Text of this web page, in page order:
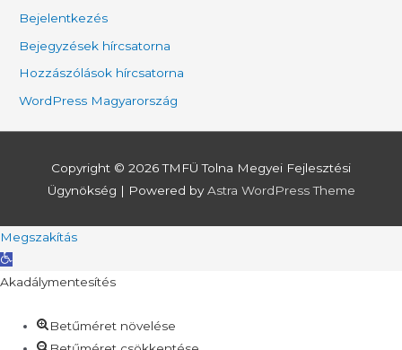
Bejelentkezés
Bejegyzések hírcsatorna
Hozzászólások hírcsatorna
WordPress Magyarország
Copyright © 2026TMFÜ Tolna Megyei Fejlesztési
Ügynökség | Powered byAstra WordPress Theme
Megszakítás
Eszköztár
megnyitása
Akadálymentesítés
Betűméret növelése